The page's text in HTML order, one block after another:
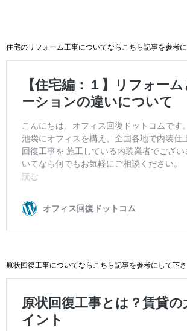
住宅のリフォーム工事についてならこちら記事を参考
原状回復工事についてならこちら記事を参考にして下さ